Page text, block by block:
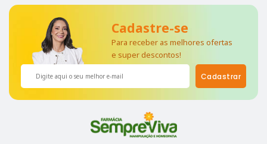
Cadastre-se
Para receber as melhores ofertas
e super descontos!
Cadastrar